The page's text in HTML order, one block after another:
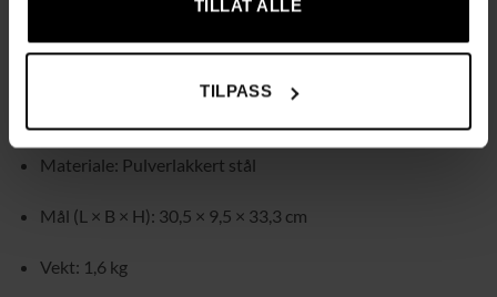
TILLAT ALLE
TILPASS
Spesifikasjoner
Materiale: Pulverlakkert stål
Mål (L × B × H): 30,5 × 9,5 × 33,3 cm
Vekt: 1,6 kg